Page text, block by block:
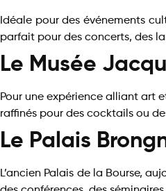
Idéale pour des événements
parfait pour des concerts, des
Le Musée
Pour une expérience alliant art
raffinés pour des cocktails ou
Le Palais
L’ancien Palais de la Bourse,